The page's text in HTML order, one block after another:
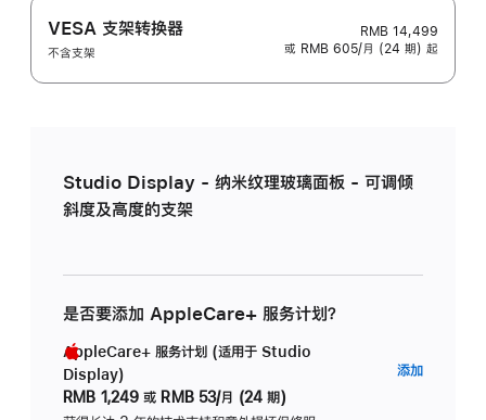
VESA 支架转换器
不含支架
RMB 14,499
或 RMB 605/月 (24 期) 起
Studio Display - 纳米纹理玻璃面板 - 可调倾
斜度及高度的支架
是否要添加 AppleCare+ 服务计划？
AppleCare+ 服务计划 (适用于 Studio
Display)
RMB 1,249 或 RMB 53/月 (24 期)
添加